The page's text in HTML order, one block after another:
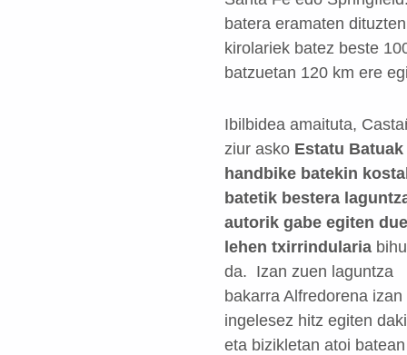
batera eramaten
kirolariek batez beste
batzuetan 120 km ere
Ibilbidea amaituta,
ziur asko Estatu Batuak
handbike batekin
batetik bestera
autorik gabe egiten
lehen txirrindularia
da. Izan zuen laguntza
bakarra Alfredorena izan
ingelesez hitz egiten
eta bizikletan atoi batean